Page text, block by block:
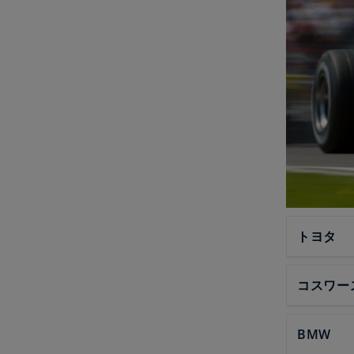
トヨタ
コスワー
BMW